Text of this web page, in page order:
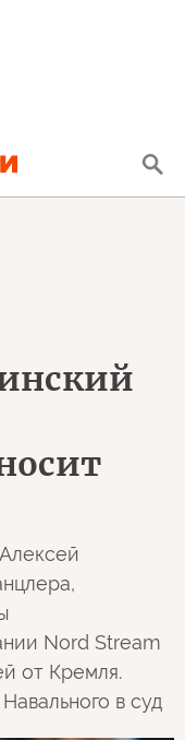
Nord Stream
от Кремля.
в суд